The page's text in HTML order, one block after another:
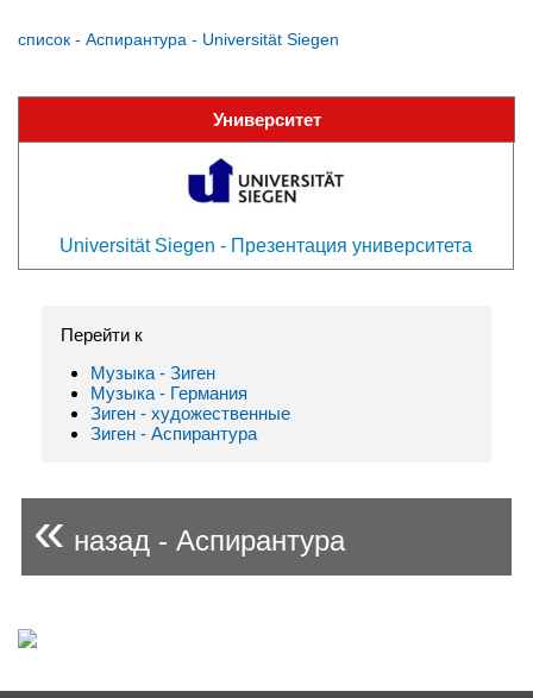
список - Аспирантура - Universität Siegen
Университет
Universität Siegen - Презентация университета
Перейти к
Музыка - Зиген
Музыка - Германия
Зиген - художественные
Зиген - Аспирантура
« назад - Аспирантура